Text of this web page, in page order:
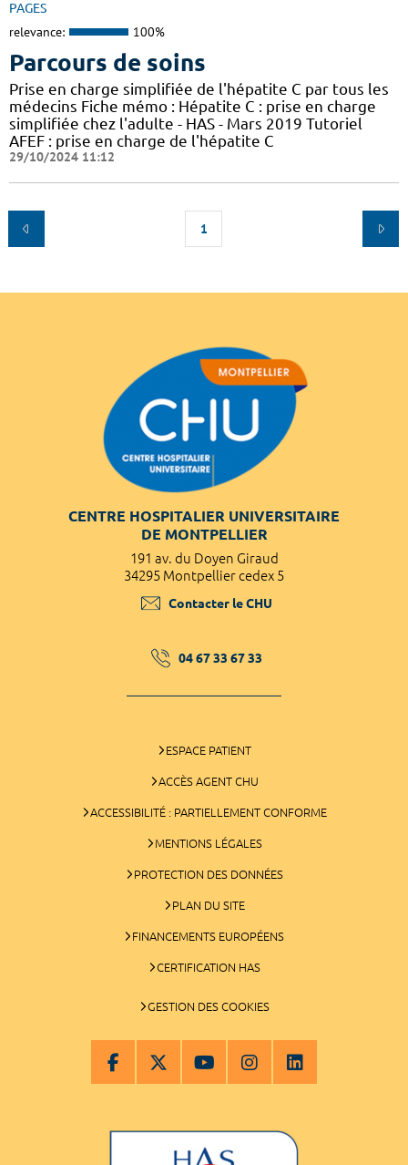
PAGES
relevance: 100%
Parcours de soins
Prise en charge simplifiée de l'hépatite C par tous les
médecins Fiche mémo : Hépatite C : prise en charge
simplifiée chez l'adulte - HAS - Mars 2019 Tutoriel
AFEF : prise en charge de l'hépatite C
29/10/2024 11:12
1
CENTRE HOSPITALIER UNIVERSITAIRE
DE MONTPELLIER
191 av. du Doyen Giraud
34295 Montpellier cedex 5
Contacter le CHU
04 67 33 67 33
ESPACE PATIENT
ACCÈS AGENT CHU
ACCESSIBILITÉ : PARTIELLEMENT CONFORME
MENTIONS LÉGALES
PROTECTION DES DONNÉES
PLAN DU SITE
FINANCEMENTS EUROPÉENS
CERTIFICATION HAS
GESTION DES COOKIES